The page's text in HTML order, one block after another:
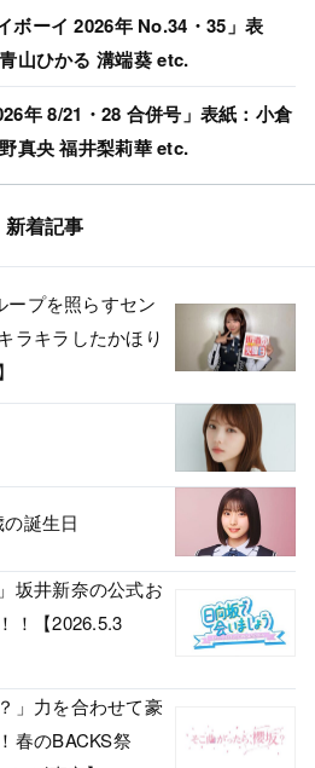
ボーイ 2026年 No.34・35」表
山ひかる 溝端葵 etc.
年 8/21・28 合併号」表紙：小倉
真央 福井梨莉華 etc.
新着記事
ープを照らすセン
ラキラしたかほり
誕生日
坂井新奈の公式お
！【2026.5.3
」力を合わせて豪
春のBACKS祭